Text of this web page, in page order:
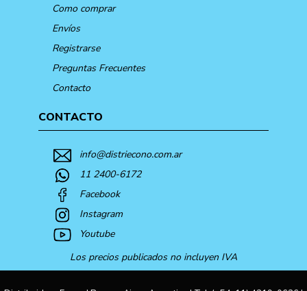
Como comprar
Envíos
Registrarse
Preguntas Frecuentes
Contacto
CONTACTO
info@distriecono.com.ar
11 2400-6172
Facebook
Instagram
Youtube
Los precios publicados no incluyen IVA